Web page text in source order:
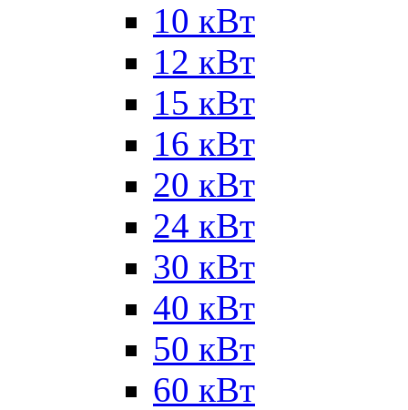
10 кВт
12 кВт
15 кВт
16 кВт
20 кВт
24 кВт
30 кВт
40 кВт
50 кВт
60 кВт